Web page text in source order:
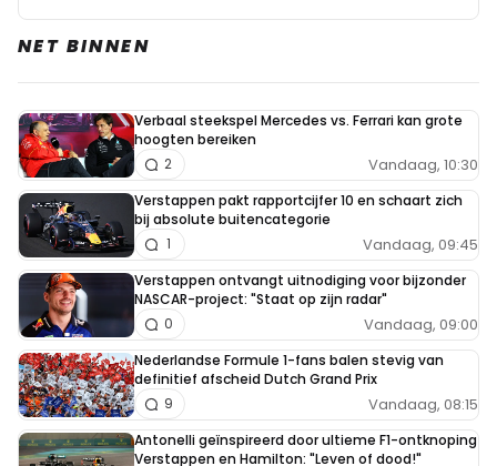
NET BINNEN
Verbaal steekspel Mercedes vs. Ferrari kan grote
hoogten bereiken
Vandaag, 10:30
2
Verstappen pakt rapportcijfer 10 en schaart zich
bij absolute buitencategorie
Vandaag, 09:45
1
Verstappen ontvangt uitnodiging voor bijzonder
NASCAR-project: "Staat op zijn radar"
Vandaag, 09:00
0
Nederlandse Formule 1-fans balen stevig van
definitief afscheid Dutch Grand Prix
Vandaag, 08:15
9
Antonelli geïnspireerd door ultieme F1-ontknoping
Verstappen en Hamilton: "Leven of dood!"